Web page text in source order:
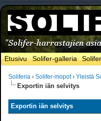
Etusivu Solifer-galleria
Soliferia ›Solifer-mopot›Yleistä
Exportin iän selvitys
Exportin iän selvitys